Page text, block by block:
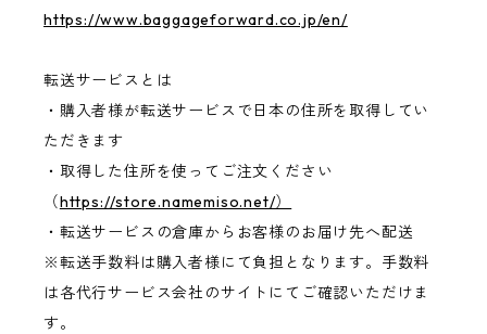
https://www.baggageforward.co.jp/en/
転送サービスとは
・購入者様が転送サービスで日本の住所を取得してい
ただきます
・取得した住所を使ってご注文ください
（https://store.namemiso.net/）
・転送サービスの倉庫からお客様のお届け先へ配送
※転送手数料は購入者様にて負担となります。手数料
は各代行サービス会社のサイトにてご確認いただけま
す。